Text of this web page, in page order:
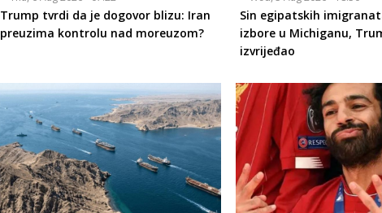
Trump tvrdi da je dogovor blizu: Iran
preuzima kontrolu nad moreuzom?
Sin egipatskih
izbore u Michiganu,
izvrijeđao